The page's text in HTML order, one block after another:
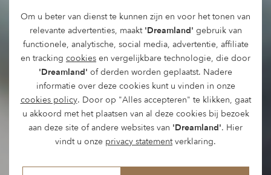
Om u beter van dienst te kunnen zijn en voor het tonen van
relevante advertenties, maakt 'Dreamland' gebruik van
functionele, analytische, social media, advertentie, affiliate
en tracking cookies en vergelijkbare technologie, die door
'Dreamland' of derden worden geplaatst. Nadere
informatie over deze cookies kunt u vinden in onze
cookies policy. Door op "Alles accepteren" te klikken, gaat
u akkoord met het plaatsen van al deze cookies bij bezoek
aan deze site of andere websites van 'Dreamland'. Hier
vindt u onze privacy statementverklaring.